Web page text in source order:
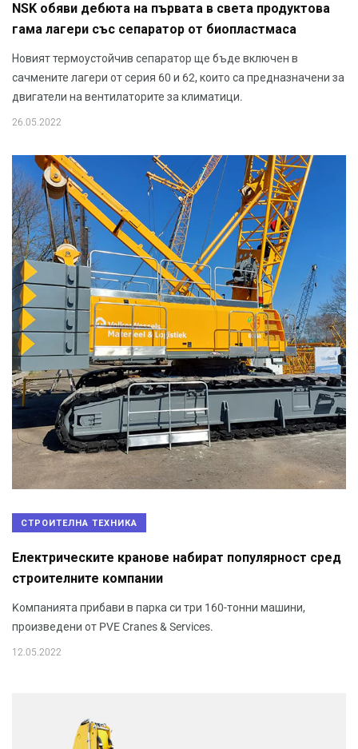
NSK обяви дебюта на първата в света продуктова
гама лагери със сепаратор от биопластмаса
Новият термоустойчив сепаратор ще бъде включен в
сачмените лагери от серия 60 и 62, които са предназначени за
двигатели на вентилаторите за климатици.
26.05.2022
СТРОИТЕЛНА ТЕХНИКА
Електрическите кранове набират популярност сред
строителните компании
Kомпанията прибави в парка си три 160-тонни машини,
произведени от PVE Cranes & Services.
12.05.2022